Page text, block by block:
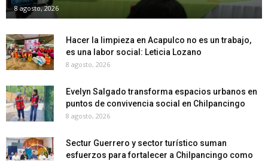
8 agosto, 2026
Hacer la limpieza en Acapulco no es un trabajo,
es una labor social: Leticia Lozano
8 agosto, 2026
Evelyn Salgado transforma espacios urbanos en
puntos de convivencia social en Chilpancingo
8 agosto, 2026
Sectur Guerrero y sector turístico suman
esfuerzos para fortalecer a Chilpancingo como